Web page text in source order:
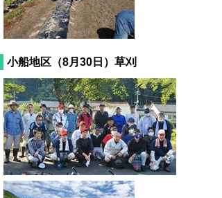
小船地区（8月30日）草刈